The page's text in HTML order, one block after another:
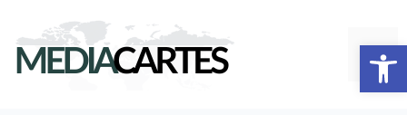
Ouvrir
contenu